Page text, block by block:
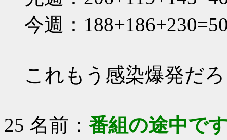
今週：
これもう感染爆発だろ
25 名前： 番組の途中で